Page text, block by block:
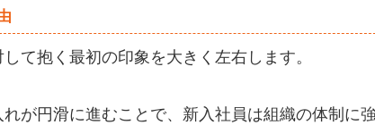
て抱く最初の印象を大きく左右します。
が円滑に進むことで、新入社員は組織の体制に